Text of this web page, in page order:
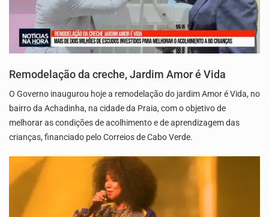
Remodelação da creche, Jardim Amor é Vida
O Governo inaugurou hoje a remodelação do jardim Amor é Vida, no
bairro da Achadinha, na cidade da Praia, com o objetivo de
melhorar as condições de acolhimento e de aprendizagem das
crianças, financiado pelo Correios de Cabo Verde.